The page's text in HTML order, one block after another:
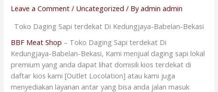
Leave a Comment / Uncategorized / Byadmin admin
Toko Daging Sapi terdekat Di Kedungjaya-Babelan-Bekasi
BBF Meat Shop – Toko Daging Sapi terdekat Di
Kedungjaya-Babelan-Bekasi, Kami menjual daging sapi lokal
premium yang anda dapat lihat domisili kios terdekat di
daftar kios kami [Outlet Locolation] atau kami juga
menyediakan layanan antar yang bisa anda jalan masuk